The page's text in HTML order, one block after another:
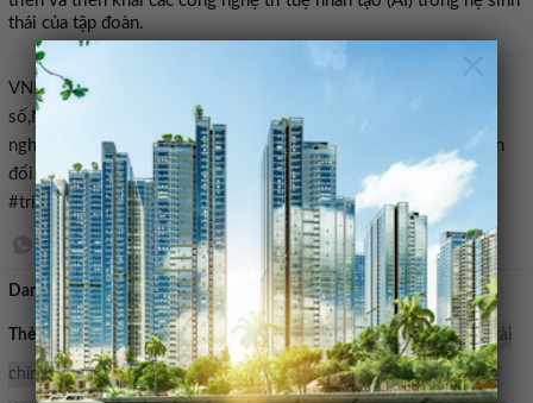
×
thái của tập đoàn.
VNPT,PVComBank,hợp tác VNPT PVcomBank,Chuyển đổi
số,Ngân hàng số,thanh toán số,hệ sinh thái số,hạ tầng số,công
nghệ số,dịch vụ số,an toàn thông tin,tài chính ngân hàng,Chuyển
đổi số ngành ngân hàng#VNPT #hợp #tác #PVcomBank #phát
#triển #hệ #sinh #thái #số1781212644
Danh mục:Bán nhà mặt tiền
Thẻ tìm kiếm: hạ tầng số Chuyển đổi số ngành ngân hàng tài
chính ngân hàng dịch vụ số hệ sinh thái số hợp tác VNPT